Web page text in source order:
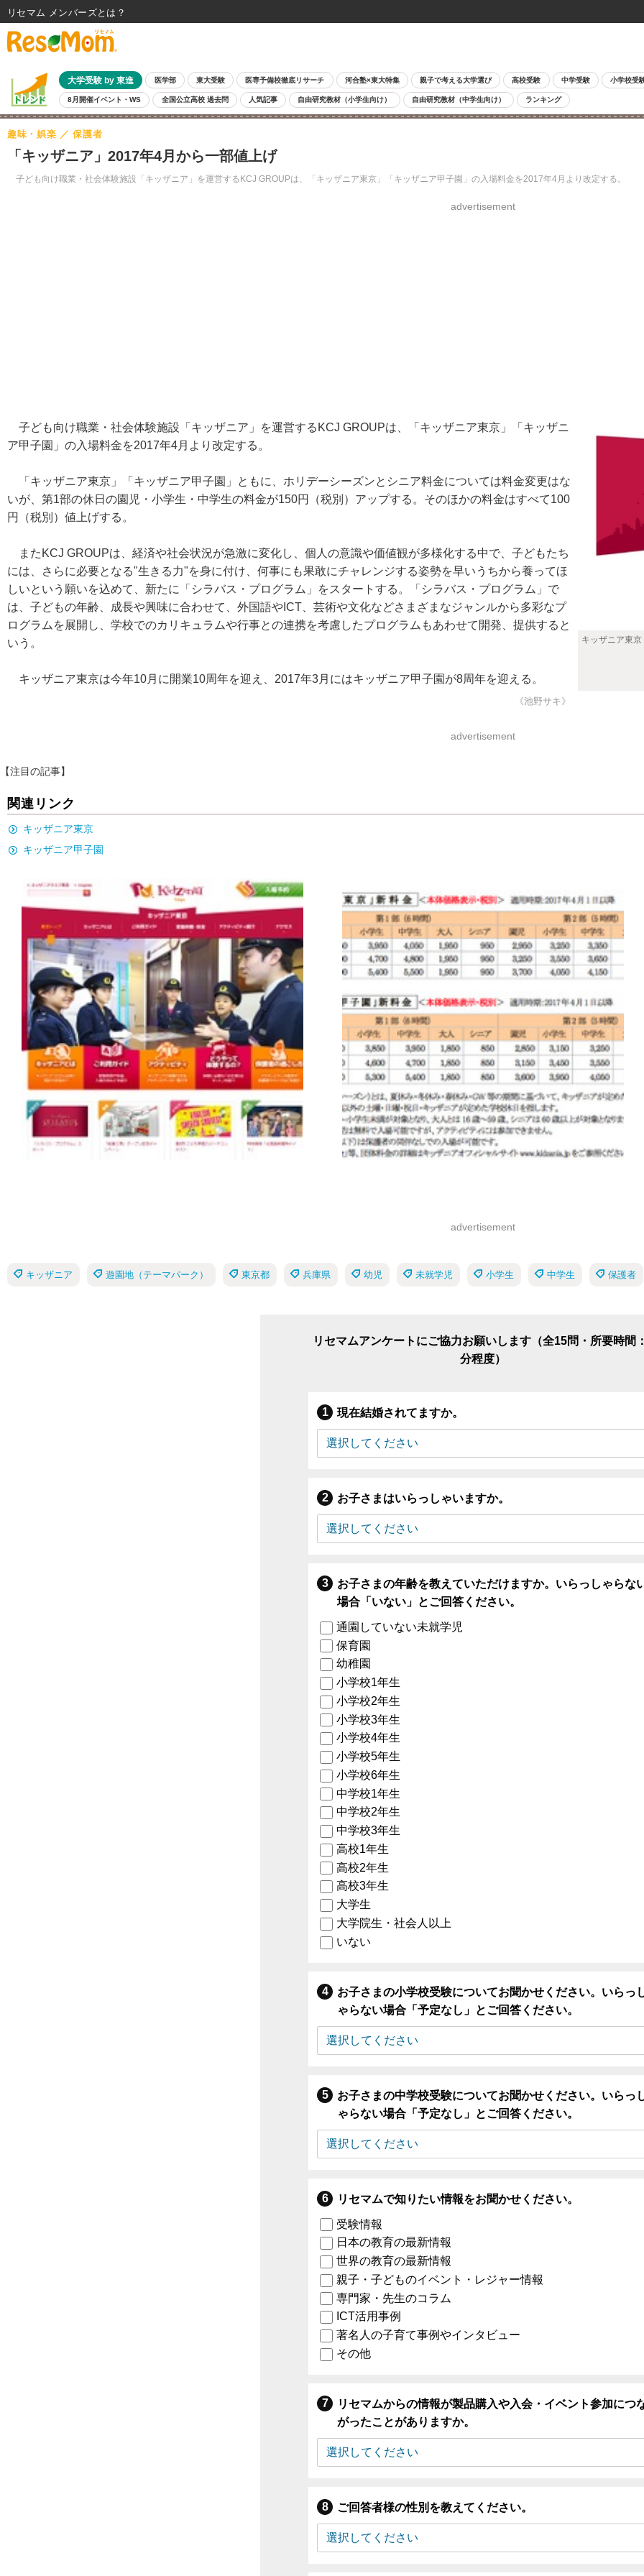
大学受験 by 東進 医学部 東大受験 医専予備校徹底リサーチ 河合塾×東大特集 親子で考える大学選び 高校受験 中学受験 小学校受
8月開催イベント・WS 全国公立高校 過去問 人気記事 自由研究教材（小学生向け） 自由研究教材（中学生向け） ランキング
「キッザニア」2017年4月から一部値上げ
子ども向け職業・社会体験施設「キッザニア」を運営するKCJ GROUPは、「キッザニア東京」「キッザニア甲子園」の入場料金を2017年4月より改定する。
趣味・娯楽 保護者
advertisement
キッザニア東京
子ども向け職業・社会体験施設「キッザニア」を運営するKCJ GROUPは、「キッザニア東京」「キッザニ
ア甲子園」の入場料金を2017年4月より改定する。
「キッザニア東京」「キッザニア甲子園」ともに、ホリデーシーズンとシニア料金については料金変更はな
いが、第1部の休日の園児・小学生・中学生の料金が150円（税別）アップする。そのほかの料金はすべて100
円（税別）値上げする。
またKCJ GROUPは、経済や社会状況が急激に変化し、個人の意識や価値観が多様化する中で、子どもたち
には、さらに必要となる"生きる力"を身に付け、何事にも果敢にチャレンジする姿勢を早いうちから養ってほ
しいという願いを込めて、新たに「シラバス・プログラム」をスタートする。「シラバス・プログラム」で
は、子どもの年齢、成長や興味に合わせて、外国語やICT、芸術や文化などさまざまなジャンルから多彩なプ
ログラムを展開し、学校でのカリキュラムや行事との連携を考慮したプログラムもあわせて開発、提供すると
いう。
キッザニア東京は今年10月に開業10周年を迎え、2017年3月にはキッザニア甲子園が8周年を迎える。
《池野サキ》
advertisement
【注目の記事】
関連リンク
キッザニア東京
キッザニア甲子園
advertisement
キッザニア 遊園地（テーマパーク） 東京都 兵庫県 幼児 未就学児 小学生 中学生 保護者
リセマムアンケートにご協力お願いします（全15問・所要時間
分程度）
現在結婚されてますか。
お子さまはいらっしゃいますか。
お子さまの年齢を教えていただけますか。いらっしゃらな
場合「いない」とご回答ください。
通園していない未就学児
保育園
幼稚園
小学校1年生
小学校2年生
小学校3年生
小学校4年生
小学校5年生
小学校6年生
中学校1年生
中学校2年生
中学校3年生
高校1年生
高校2年生
高校3年生
大学生
大学院生・社会人以上
いない
お子さまの小学校受験についてお聞かせください。いらっ
ゃらない場合「予定なし」とご回答ください。
お子さまの中学校受験についてお聞かせください。いらっ
ゃらない場合「予定なし」とご回答ください。
リセマムで知りたい情報をお聞かせください。
受験情報
日本の教育の最新情報
世界の教育の最新情報
親子・子どものイベント・レジャー情報
専門家・先生のコラム
ICT活用事例
著名人の子育て事例やインタビュー
その他
リセマムからの情報が製品購入や入会・イベント参加につ
がったことがありますか。
ご回答者様の性別を教えてください。
リセマム メンバーズ